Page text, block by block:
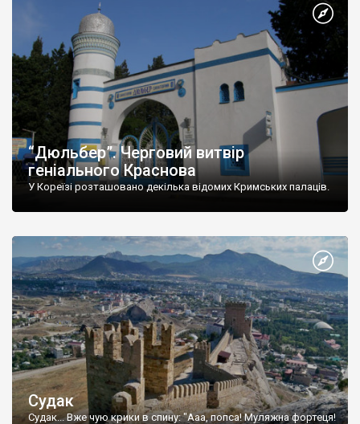
“Дюльбер”. Черговий витвір
геніального Краснова
У Кореїзі розташовано декілька відомих Кримських палаців.
Судак
Судак... Вже чую крики в спину: "Ааа, попса! Муляжна фортеця!